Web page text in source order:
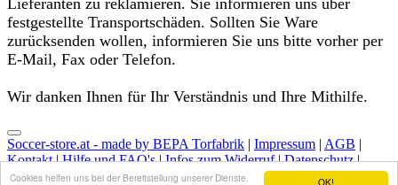
OK!
Cookies helfen uns bei der Bereitstellung unserer Dienste.
Lieferanten zu reklamieren. Sie informieren uns über
festgestellte Transportschäden. Sollten Sie Ware
zurücksenden wollen, informieren Sie uns bitte vorher per
E-Mail, Fax oder Telefon.
Wir danken Ihnen für Ihr Verständnis und Ihre Mithilfe.
Soccer-store.at - made by BEPA Torfabrik | Impressum | AGB |
Kontakt|Hilfe und FAQ's|Infos zum Widerruf|Datenschutz|
Versandkosten